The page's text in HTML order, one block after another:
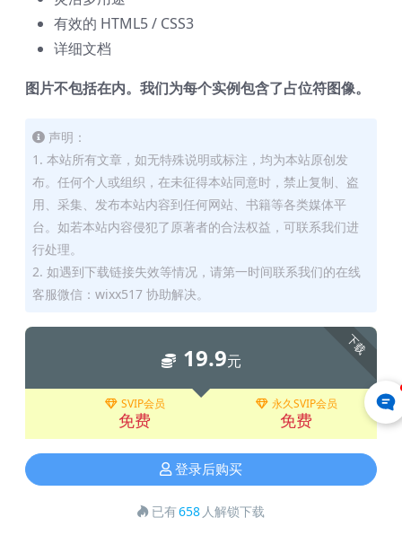
有效的 HTML5 / CSS3
详细文档
图片不包括在内。我们为每个实例包含了占位符图像。
声明：
1. 本站所有文章，如无特殊说明或标注，均为本站原创发
布。任何个人或组织，在未征得本站同意时，禁止复制、盗
用、采集、发布本站内容到任何网站、书籍等各类媒体平
台。如若本站内容侵犯了原著者的合法权益，可联系我们进
行处理。
2. 如遇到下载链接失效等情况，请第一时间联系我们的在线
客服微信：wixx517 协助解决。
下载
19.9元
SVIP会员
免费
永久SVIP会员
免费
登录后购买
已有658 人解锁下载